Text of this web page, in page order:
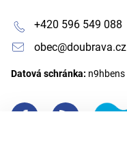
+420 596 549 088
obec@doubrava.cz
Datová schránka: n9hbens